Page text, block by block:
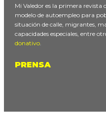
Mi Valedor es la primera revista
modelo de autoempleo para
situación de calle, migrantes,
capacidades especiales, entre
donativo.
PRENSA